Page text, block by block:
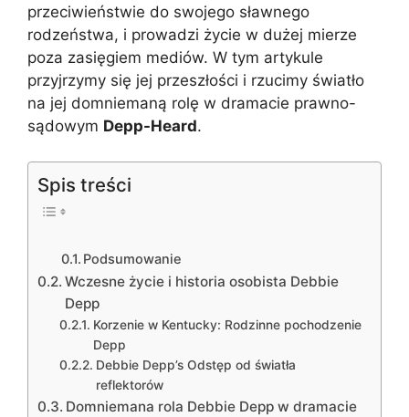
przeciwieństwie do swojego sławnego
rodzeństwa, i prowadzi życie w dużej mierze
poza zasięgiem mediów. W tym artykule
przyjrzymy się jej przeszłości i rzucimy światło
na jej domniemaną rolę w dramacie prawno-
sądowym Depp-Heard.
Spis treści
Podsumowanie
Wczesne życie i historia osobista Debbie
Depp
Korzenie w Kentucky: Rodzinne pochodzenie
Depp
Debbie Depp’s Odstęp od światła
reflektorów
Domniemana rola Debbie Depp w dramacie